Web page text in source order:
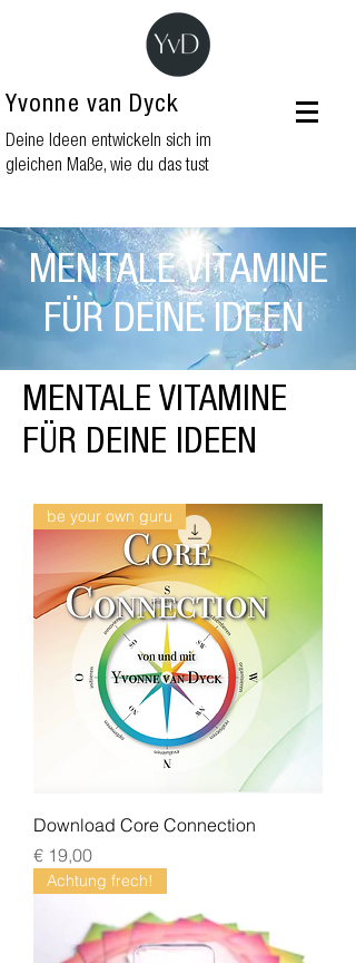
Yvonne van Dyck
Deine Ideen entwickeln sich im
gleichen Maße, wie du das tust
MENTALE VITAMINE
FÜR DEINE IDEEN
MENTALE VITAMINE
FÜR DEINE IDEEN
be your own guru
Download Core Connection
Preis
€ 19,00
Achtung frech!